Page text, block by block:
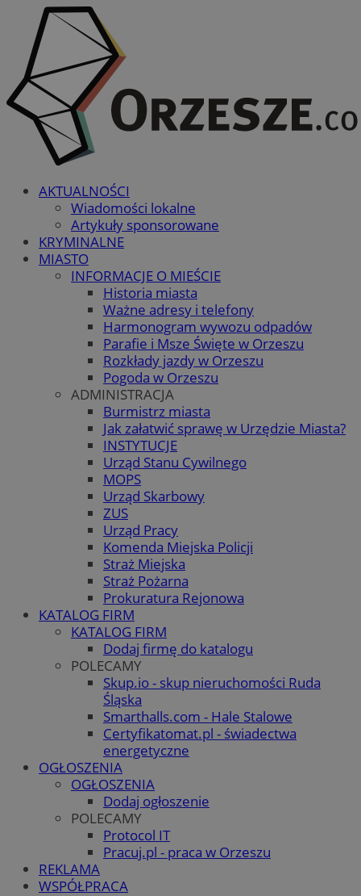
AKTUALNOŚCI
Wiadomości lokalne
Artykuły sponsorowane
KRYMINALNE
MIASTO
INFORMACJE O MIEŚCIE
Historia miasta
Ważne adresy i telefony
Harmonogram wywozu odpadów
Parafie i Msze Święte w Orzeszu
Rozkłady jazdy w Orzeszu
Pogoda w Orzeszu
ADMINISTRACJA
Burmistrz miasta
Jak załatwić sprawę w Urzędzie Miasta?
INSTYTUCJE
Urząd Stanu Cywilnego
MOPS
Urząd Skarbowy
ZUS
Urząd Pracy
Komenda Miejska Policji
Straż Miejska
Straż Pożarna
Prokuratura Rejonowa
KATALOG FIRM
KATALOG FIRM
Dodaj firmę do katalogu
POLECAMY
Skup.io - skup nieruchomości Ruda
Śląska
Smarthalls.com - Hale Stalowe
Certyfikatomat.pl - świadectwa
energetyczne
OGŁOSZENIA
OGŁOSZENIA
Dodaj ogłoszenie
POLECAMY
Protocol IT
Pracuj.pl - praca w Orzeszu
REKLAMA
WSPÓŁPRACA